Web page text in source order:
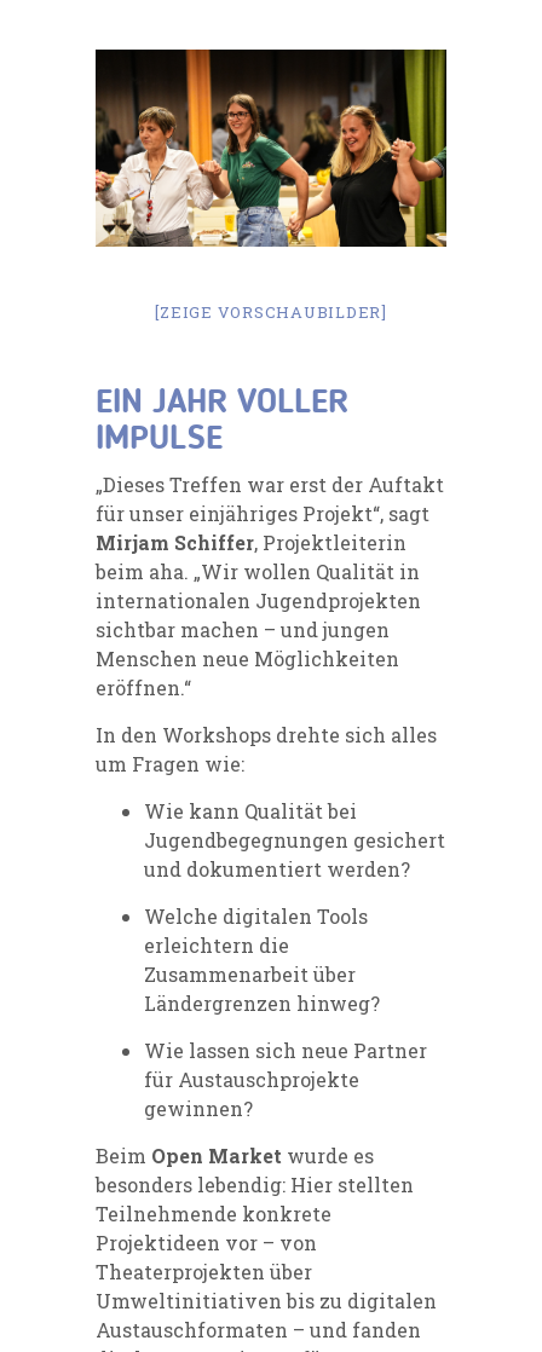
[ZEIGE VORSCHAUBILDER]
EIN JAHR VOLLER
IMPULSE
„Dieses Treffen war erst der Auftakt
für unser einjähriges Projekt“, sagt
Mirjam Schiffer, Projektleiterin
beim aha. „Wir wollen Qualität in
internationalen Jugendprojekten
sichtbar machen – und jungen
Menschen neue Möglichkeiten
eröffnen.“
In den Workshops drehte sich alles
um Fragen wie:
Wie kann Qualität bei
Jugendbegegnungen gesichert
und dokumentiert werden?
Welche digitalen Tools
erleichtern die
Zusammenarbeit über
Ländergrenzen hinweg?
Wie lassen sich neue Partner
für Austauschprojekte
gewinnen?
Beim Open Market wurde es
besonders lebendig: Hier stellten
Teilnehmende konkrete
Projektideen vor – von
Theaterprojekten über
Umweltinitiativen bis zu digitalen
Austauschformaten – und fanden